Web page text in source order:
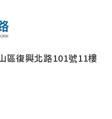
區復興北路101號11樓